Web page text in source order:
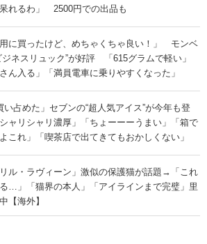
れるわ」 2500円での出品も
用に買ったけど、めちゃくちゃ良い！」 モンベ
ジネスリュック”が好評 「615グラムで軽い」
さん入る」「満員電車に乗りやすくなった」
い占めた」セブンの“超人気アイス”が今年も登
ャリシャリ濃厚」「ちょーーーうまい」「箱で
これ」「喫茶店で出てきてもおかしくない」
リル・ラヴィーン」激似の保護猫が話題→「これ
…」「猫界の本人」「アイラインまで完璧」里
【海外】